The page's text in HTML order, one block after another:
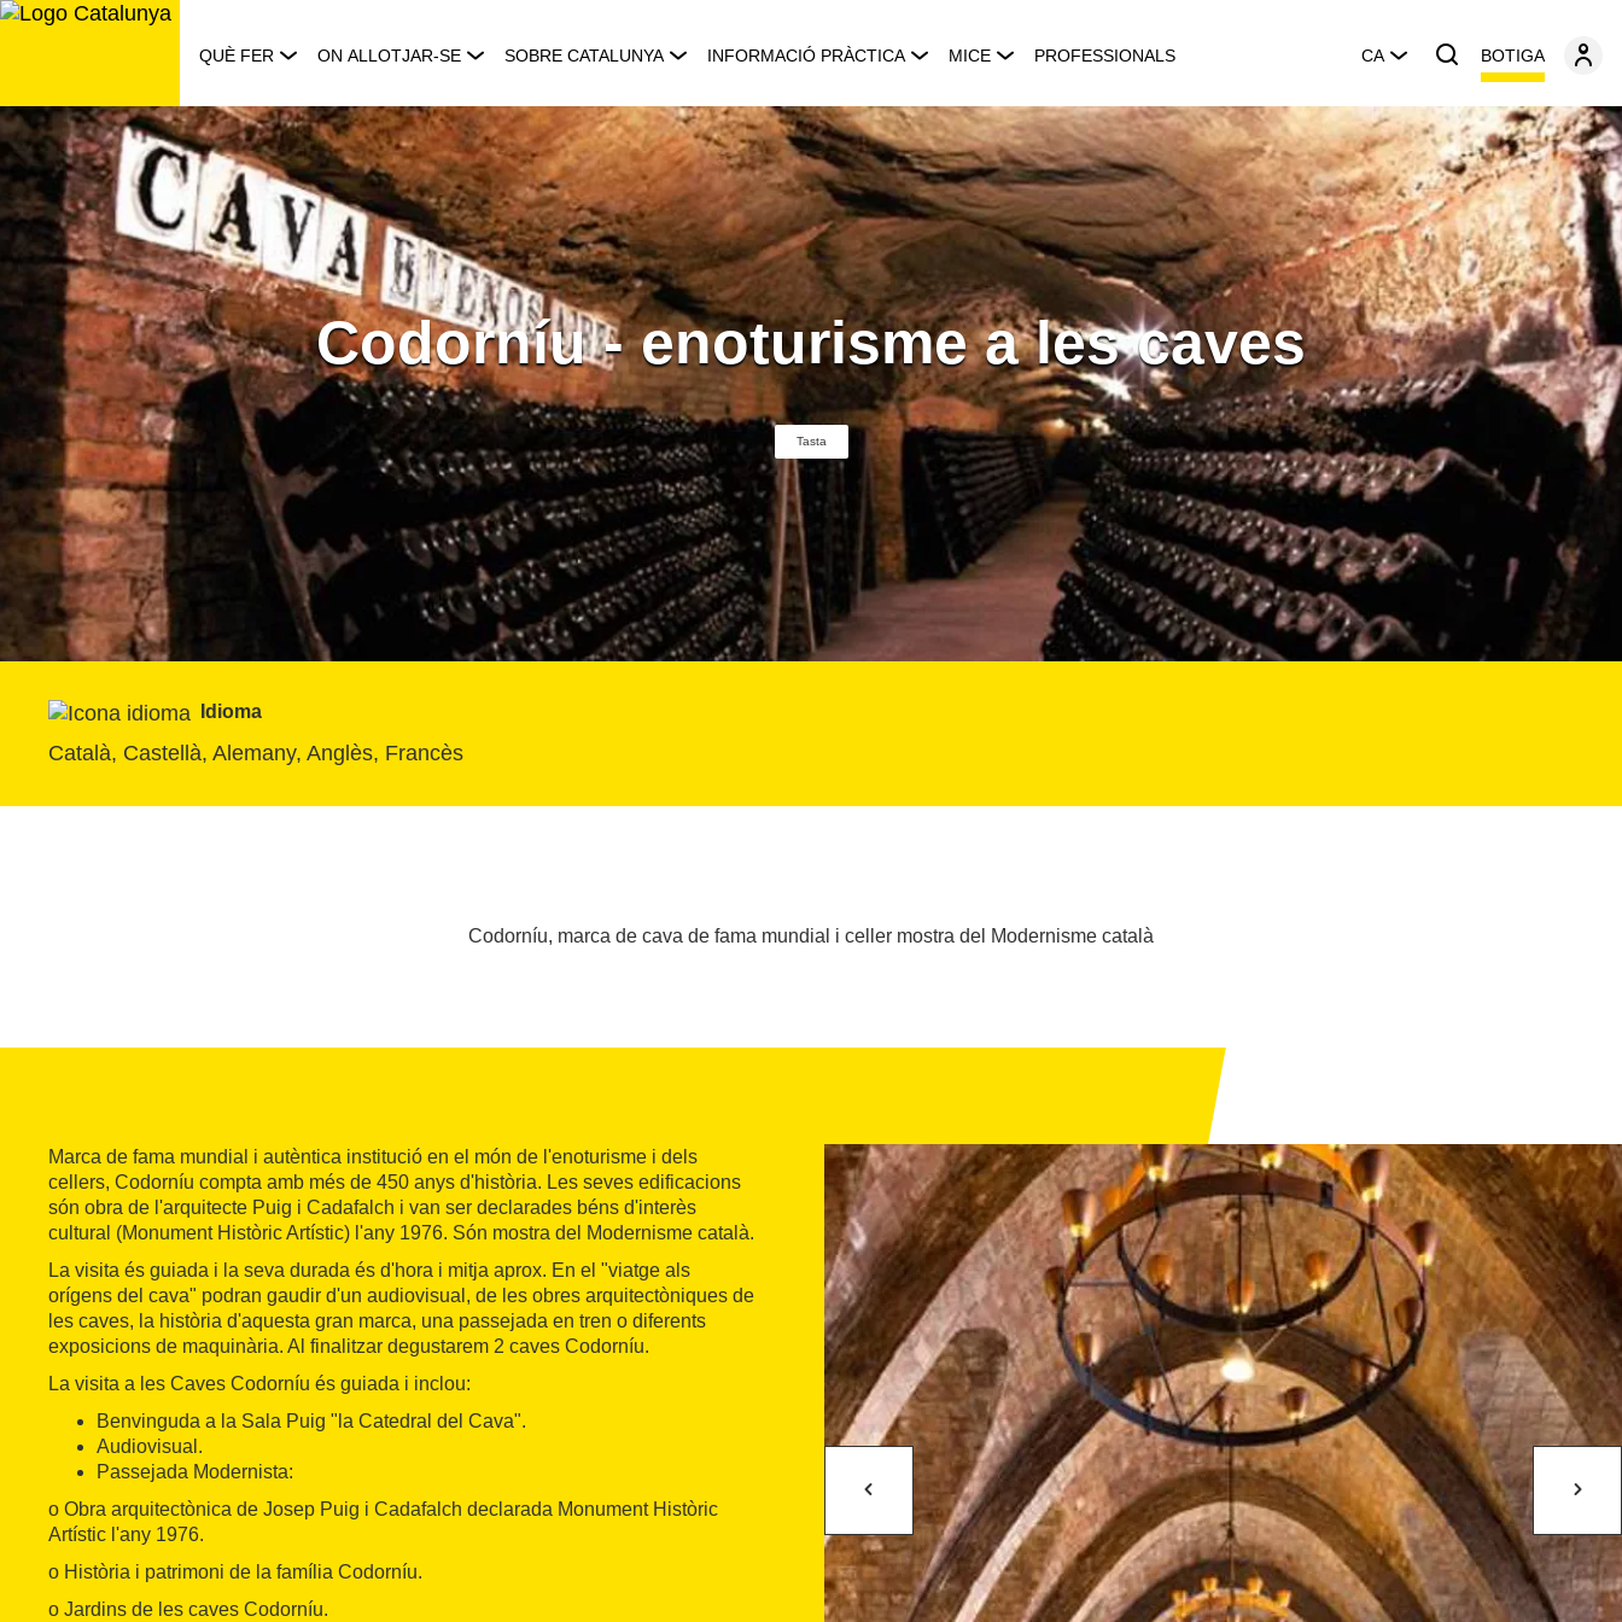
Saltar
QUÈ FER ON ALLOTJAR-SE SOBRE CATALUNYA INFORMACIÓ PRÀCTICA MICE PROFESSIONALS CA BOTIGA
Codorníu - enoturisme a les caves
Tasta
Idioma
Català, Castellà, Alemany, Anglès, Francès
Codorníu, marca de cava de fama mundial i celler mostra del Modernisme català
Marca de fama mundial i autèntica institució en el món de l'enoturisme i dels
cellers, Codorníu compta amb més de 450 anys d'història. Les seves edificacions
són obra de l'arquitecte Puig i Cadafalch i van ser declarades béns d'interès
cultural (Monument Històric Artístic) l'any 1976. Són mostra del Modernisme català.
La visita és guiada i la seva durada és d'hora i mitja aprox. En el "viatge als
orígens del cava" podran gaudir d'un audiovisual, de les obres arquitectòniques de
les caves, la història d'aquesta gran marca, una passejada en tren o diferents
exposicions de maquinària. Al finalitzar degustarem 2 caves Codorníu.
La visita a les Caves Codorníu és guiada i inclou:
Benvinguda a la Sala Puig "la Catedral del Cava".
Audiovisual.
Passejada Modernista:
o Obra arquitectònica de Josep Puig i Cadafalch declarada Monument Històric
Artístic l'any 1976.
o Història i patrimoni de la família Codorníu.
o Jardins de les caves Codorníu.